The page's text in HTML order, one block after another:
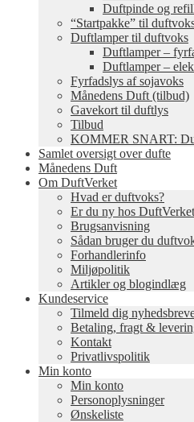
Duftpinde og
“Startpakke” til
Duftlamper til duftvoks
Duftlamper –
Duftlamper –
Fyrfadslys af sojavoks
Månedens Duft (tilbud)
Gavekort til duftlys
Tilbud
KOMMER SNART:
Samlet oversigt over dufte
Månedens Duft
Om DuftVerket
Hvad er duftvoks?
Er du ny hos
Brugsanvisning
Sådan bruger du
Forhandlerinfo
Miljøpolitik
Artikler og blogindlæg
Kundeservice
Tilmeld dig
Betaling, fragt &
Kontakt
Privatlivspolitik
Min konto
Min konto
Personoplysninger
Ønskeliste